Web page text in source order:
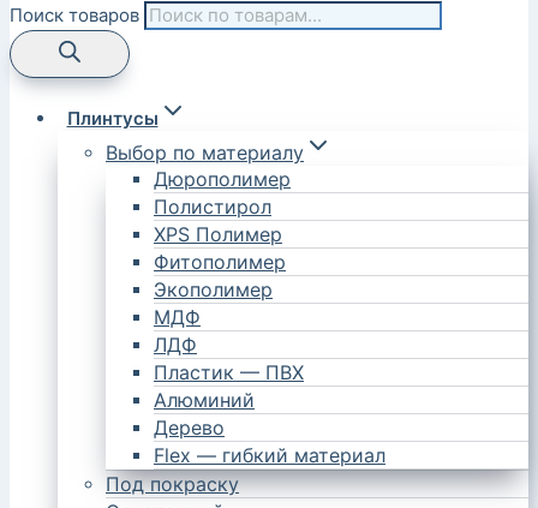
Поиск товаров
Плинтусы
Выбор по материалу
Дюрополимер
Полистирол
XPS Полимер
Фитополимер
Экополимер
МДФ
ЛДФ
Пластик — ПВХ
Алюминий
Дерево
Flex — гибкий материал
Под покраску